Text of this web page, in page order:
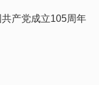
产党成立105周年